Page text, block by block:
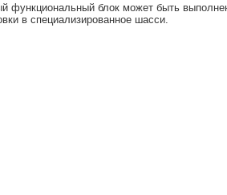
функциональный блок может быть
в специализированное шасси.